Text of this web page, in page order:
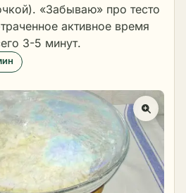
«Забываю» про тесто
активное время
3-5 минут.